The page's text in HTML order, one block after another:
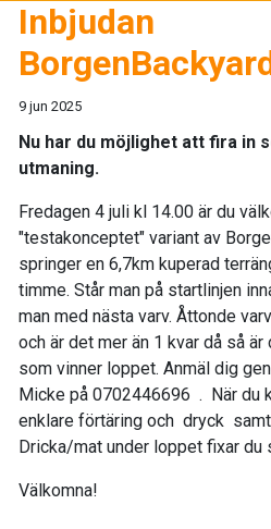
Inbjudan
9 jun 2025
Nu har du möjlighet att fira in
utmaning.
Fredagen 4 juli kl 14.00 är du
"testakonceptet" variant av
springer en 6,7km kuperad
timme. Står man på startlinjen
man med nästa varv. Åttonde
och är det mer än 1 kvar då så
som vinner loppet. Anmäl dig
Micke på 0702446696 . När du
enklare förtäring och dryck samt
Dricka/mat under loppet fixar du
Välkomna!